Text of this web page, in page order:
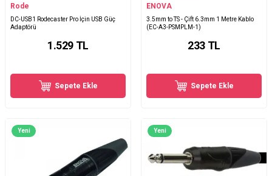
Rode
DC-USB1 Rodecaster Pro İçin USB Güç
Adaptörü
1.529 TL
Sepete Ekle
ENOVA
3.5mm to TS - Çift 6.3mm 1 Metre Kablo
(EC-A3-PSMPLM-1)
233 TL
Sepete Ekle
Yeni Yeni